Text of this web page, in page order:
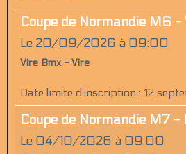
Coupe de Normandie M6 -
Le 20/09/2026 à 09:00
Vire Bmx - Vire
Date limite d'inscription : 12
Coupe de Normandie M7 -
Le 04/10/2026 à 09:00